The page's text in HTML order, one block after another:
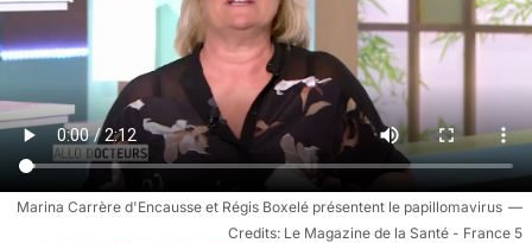
Marina Carrère d'Encausse et Régis Boxelé présentent le papillomavirus
Le Magazine de la Santé - France 5